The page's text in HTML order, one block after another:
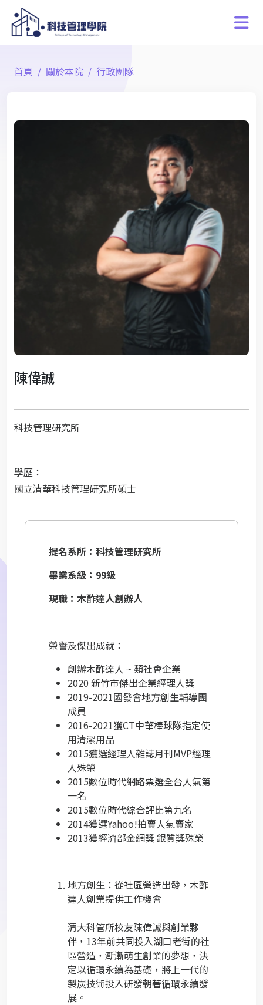
首頁 關於本院 行政團隊
陳偉誠
科技管理研究所
學歷：
國立清華科技管理研究所碩士
提名系所：科技管理研究所
畢業系級：99級
現職：木酢達人創辦人
榮譽及傑出成就：
創辦木酢達人 ~ 類社會企業
2020 新竹市傑出企業經理人獎
2019-2021國發會地方創生輔導團
成員
2016-2021獲CT中華棒球隊指定使
用清潔用品
2015獲選經理人雜誌月刊MVP經理
人殊榮
2015數位時代網路票選全台人氣第
一名
2015數位時代綜合評比第九名
2014獲選Yahoo!拍賣人氣賣家
2013獲經濟部金網獎 銀質獎殊榮
地方創生：從社區營造出發，木酢
達人創業提供工作機會
清大科管所校友陳偉誠與創業夥
伴，13年前共同投入湖口老街的社
區營造，漸漸萌生創業的夢想，決
定以循環永續為基礎，將上一代的
製炭技術投入研發朝著循環永續發
展。